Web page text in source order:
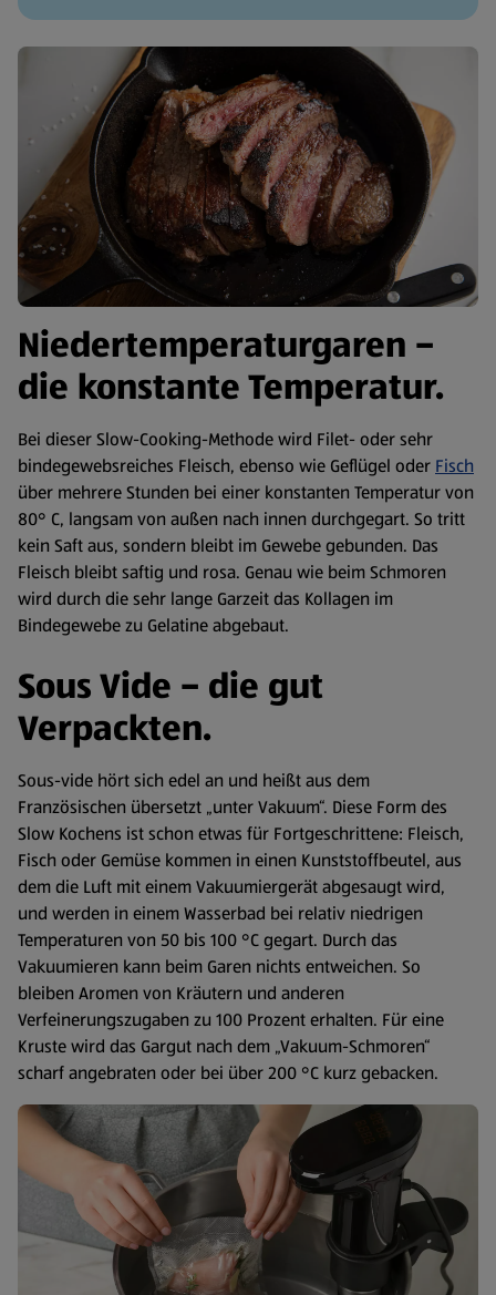
Niedertemperaturgaren –
die konstante Temperatur.
Bei dieser Slow-Cooking-Methode wird Filet- oder sehr
bindegewebsreiches Fleisch, ebenso wie Geflügel oder Fisch
über mehrere Stunden bei einer konstanten Temperatur von
80° C, langsam von außen nach innen durchgegart. So tritt
kein Saft aus, sondern bleibt im Gewebe gebunden. Das
Fleisch bleibt saftig und rosa. Genau wie beim Schmoren
wird durch die sehr lange Garzeit das Kollagen im
Bindegewebe zu Gelatine abgebaut.
Sous Vide – die gut
Verpackten.
Sous-vide hört sich edel an und heißt aus dem
Französischen übersetzt „unter Vakuum“. Diese Form des
Slow Kochens ist schon etwas für Fortgeschrittene: Fleisch,
Fisch oder Gemüse kommen in einen Kunststoffbeutel, aus
dem die Luft mit einem Vakuumiergerät abgesaugt wird,
und werden in einem Wasserbad bei relativ niedrigen
Temperaturen von 50 bis 100 °C gegart. Durch das
Vakuumieren kann beim Garen nichts entweichen. So
bleiben Aromen von Kräutern und anderen
Verfeinerungszugaben zu 100 Prozent erhalten. Für eine
Kruste wird das Gargut nach dem „Vakuum-Schmoren“
scharf angebraten oder bei über 200 °C kurz gebacken.